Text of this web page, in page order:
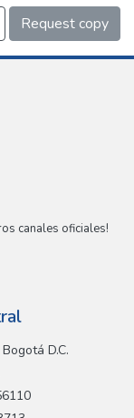
Request copy
canales oficiales!
D.C.